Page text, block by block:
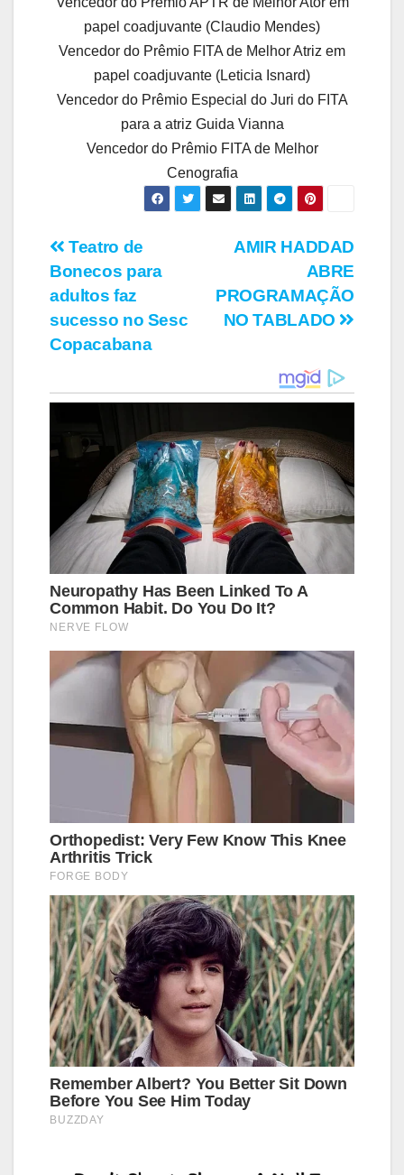
papel coadjuvante (Claudio Mendes)
Vencedor do Prêmio FITA de Melhor Atriz em
papel coadjuvante (Leticia Isnard)
Vencedor do Prêmio Especial do Juri do FITA
para a atriz Guida Vianna
Vencedor do Prêmio FITA de Melhor
Cenografia
Navegação
de
Post
AMIR HADDAD
ABRE
PROGRAMAÇÃO
NO TABLADO
Teatro de
Bonecos para
adultos faz
sucesso no Sesc
Copacabana